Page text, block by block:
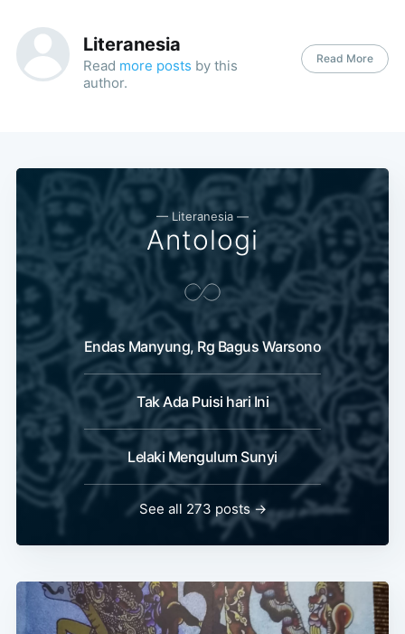
Literanesia
Read more posts by this
author.
Read More
— Literanesia —
Antologi
Endas Manyung, Rg Bagus Warsono
Tak Ada Puisi hari Ini
Lelaki Mengulum Sunyi
See all 273 posts →
Subscribe